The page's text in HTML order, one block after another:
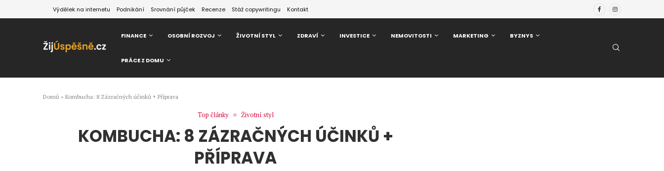
Výdělek na internetu Podnikání Srovnání půjček Recenze Stáž copywritingu Kontakt
FINANCE OSOBNÍ ROZVOJ ŽIVOTNÍ STYL ZDRAVÍ INVESTICE NEMOVITOSTI MARKETING BYZNYS
PRÁCE Z DOMU
Domů » Kombucha: 8 Zázračných účinků + Příprava
Top články Životní styl
KOMBUCHA: 8 ZÁZRAČNÝCH ÚČINKŮ +
PŘÍPRAVA